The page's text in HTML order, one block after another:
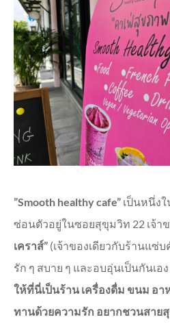
”Smooth healthy cafe” เป็นหนึ่ง
ซ่อนตัวอยู่ในซอยสุขุมวิท 22 เจ้า
เคราส์” (เจ้าของเดียวกับร้านแซ่
รัก ๆ สบาย ๆ และอบอุ่นเป็นกันเอ
ให้ที่นี่เป็นร้าน เครื่องดื่ม ขนม อ
ทานด้วยความรัก อยากชวนสาย